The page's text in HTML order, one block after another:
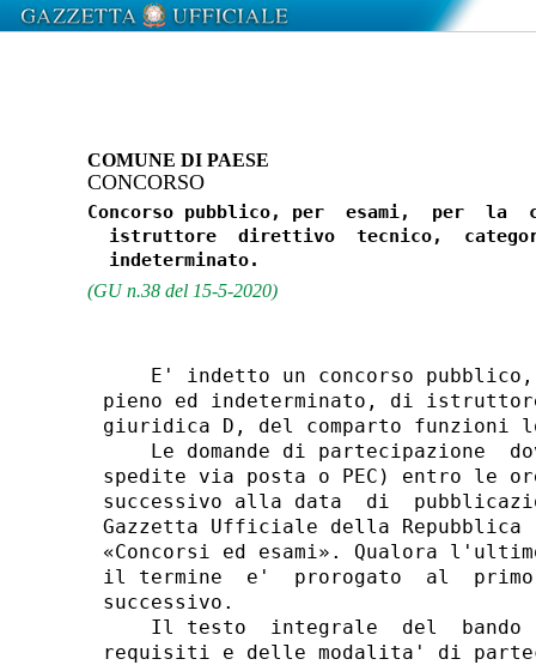
COMUNE DI PAESE
CONCORSO
Concorso pubblico, per  esami,  per  la
istruttore  direttivo  tecnico,
(GU n.38 del 15-5-2020)
E' indetto un concorso
pieno ed indeterminato, di
giuridica D, del comparto
Le domande di partecipazione
spedite via posta o PEC) entro le
successivo alla data  di
Gazzetta Ufficiale della
«Concorsi ed esami». Qualora
il termine  e'  prorogato  al  primo
successivo.
Il testo  integrale  del  bando
requisiti e delle modalita' di